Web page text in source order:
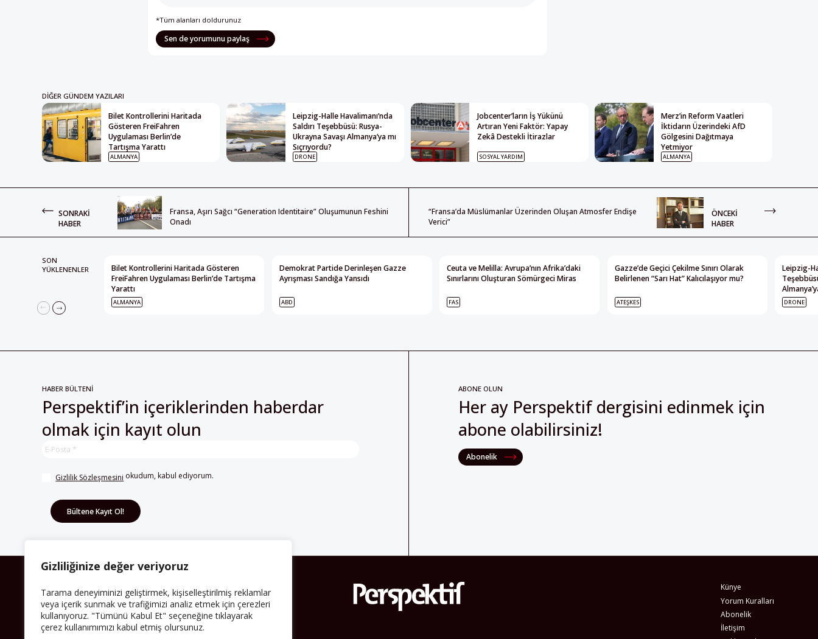
Gizliliğinize değer veriyoruz
Tarama deneyiminizi geliştirmek, kişiselleştirilmiş reklamlar
veya içerik sunmak ve trafiğimizi analiz etmek için çerezleri
kullanıyoruz. "Tümünü Kabul Et" seçeneğine tıklayarak
çerez kullanımımızı kabul etmiş olursunuz.
*Tüm alanları doldurunuz
Sen de yorumunu paylaş
DIĞER GÜNDEM YAZILARI
Bilet Kontrollerini Haritada
Gösteren FreiFahren
Uygulaması Berlin’de
Tartışma Yarattı
ALMANYA
Leipzig-Halle Havalimanı’nda
Saldırı Teşebbüsü: Rusya-
Ukrayna Savaşı Almanya’ya mı
Sıçrıyordu?
DRONE
Jobcenter’ların İş Yükünü
Artıran Yeni Faktör: Yapay
Zekâ Destekli İtirazlar
SOSYAL YARDIM
Merz’in Reform Vaatleri
İktidarın Üzerindeki AfD
Gölgesini Dağıtmaya
Yetmiyor
ALMANYA
SONRAKI
HABER
Fransa, Aşırı Sağcı “Generation Identitaire” Oluşumunun Feshini
Onadı
“Fransa’da Müslümanlar Üzerinden Oluşan Atmosfer Endişe
Verici”
ÖNCEKI
HABER
SON
YÜKLENENLER
Bilet Kontrollerini Haritada Gösteren
FreiFahren Uygulaması Berlin’de Tartışma
Yarattı
ALMANYA
Demokrat Partide Derinleşen Gazze
Ayrışması Sandığa Yansıdı
ABD
Ceuta ve Melilla: Avrupa’nın Afrika’daki
Sınırlarını Oluşturan Sömürgeci Miras
FAS
Gazze’de Geçici Çekilme Sınırı Olarak
Belirlenen “Sarı Hat” Kalıcılaşıyor mu?
ATEŞKES
Leipzig-
DRONE
HABER BÜLTENİ
Perspektif’in içeriklerinden haberdar
olmak için kayıt olun
Gizlilik Sözleşmesini okudum, kabul ediyorum.
ABONE OLUN
Her ay Perspektif dergisini edinmek için
abone olabilirsiniz!
Abonelik
Avrupa’ya işçi göçü yarım asrı ardında bırakırken
Müslümanlar da bulundukları ülkelerde kalıcı hâle
geldiler. Bu durum “vatan”, “aidiyet”, “İslam” ve “Avrupa”
gibi birçok kavramın çift taraflı olarak sorgulanmasına
Künye
Yorum Kuralları
Abonelik
İletişim